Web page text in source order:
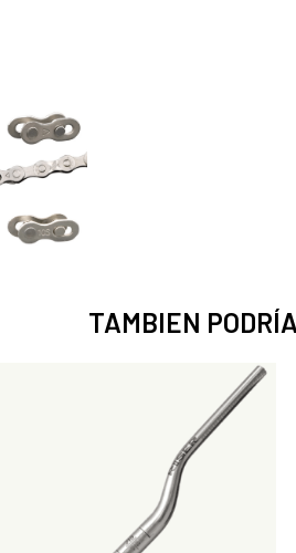
TAMBIEN